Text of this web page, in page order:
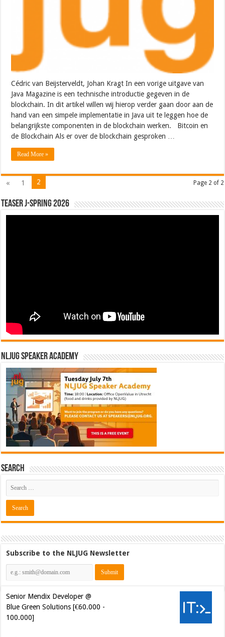
Cédric van Beijsterveldt, Johan Kragt In een vorige uitgave van
Java Magazine is een technische introductie gegeven in de
blockchain. In dit artikel willen wij hierop verder gaan door aan de
hand van een simpele implementatie in Java uit te leggen hoe de
belangrijkste componenten in de blockchain werken. Bitcoin en
de Blockchain Als er over de blockchain gesproken …
Read More »
Page 2 of 2
« 1 2
Teaser J-Spring 2026
NLJUG Speaker Academy
Search
Subscribe to the NLJUG Newsletter
Senior Mendix Developer @
Blue Green Solutions [€60.000 -
100.000]